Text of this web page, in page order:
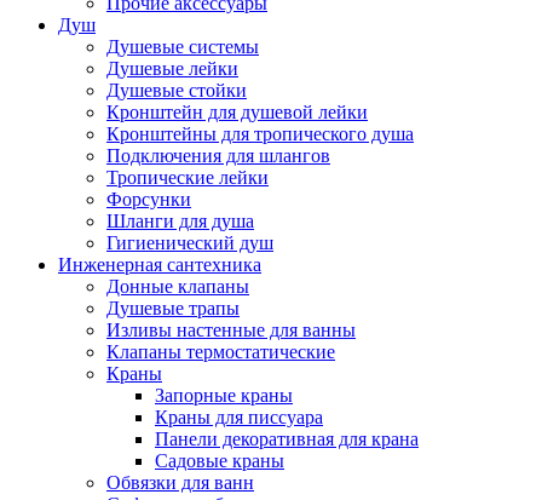
Душ
Душевые системы
Душевые лейки
Душевые стойки
Кронштейн для душевой лейки
Кронштейны для тропического душа
Подключения для шлангов
Тропические лейки
Форсунки
Шланги для душа
Гигиенический душ
Инженерная сантехника
Донные клапаны
Душевые трапы
Изливы настенные для ванны
Клапаны термостатические
Краны
Запорные краны
Краны для писсуара
Панели декоративная для крана
Садовые краны
Обвязки для ванн